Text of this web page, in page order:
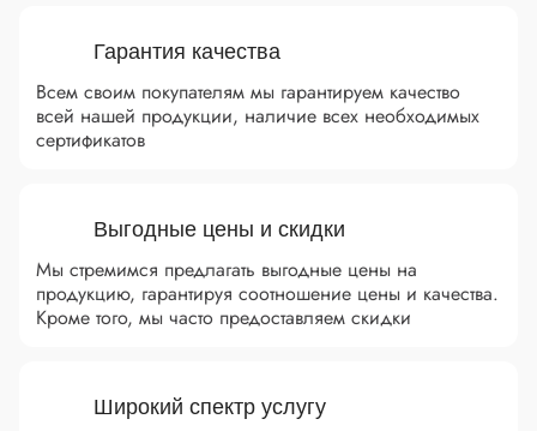
Гарантия качества
Всем своим покупателям мы гарантируем качество
всей нашей продукции, наличие всех необходимых
сертификатов
Выгодные цены и скидки
Мы стремимся предлагать выгодные цены на
продукцию, гарантируя соотношение цены и качества.
Кроме того, мы часто предоставляем скидки
Широкий спектр услугу